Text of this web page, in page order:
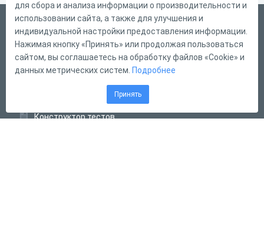
Русский
Справка
Форма обратной связи
Конструктор тестов
для сбора и анализа информации о производительности и
использовании сайта, а также для улучшения и
индивидуальной настройки предоставления информации.
Нажимая кнопку «Принять» или продолжая пользоваться
сайтом, вы соглашаетесь на обработку файлов «Cookie» и
данных метрических систем. Подробнее
Принять